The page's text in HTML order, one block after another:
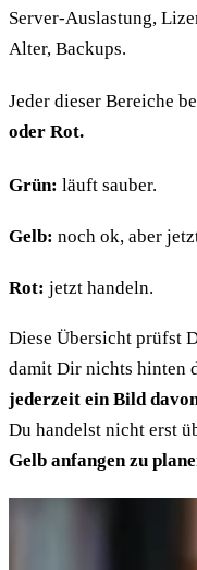
Server-Auslastung,
Alter, Backups.
Jeder dieser Bereiche
oder Rot.
Grün: läuft sauber.
Gelb: noch ok, aber
Rot: jetzt handeln.
Diese Übersicht prüfst
damit Dir nichts hinten
jederzeit ein Bild
Du handelst nicht erst
Gelb anfangen zu